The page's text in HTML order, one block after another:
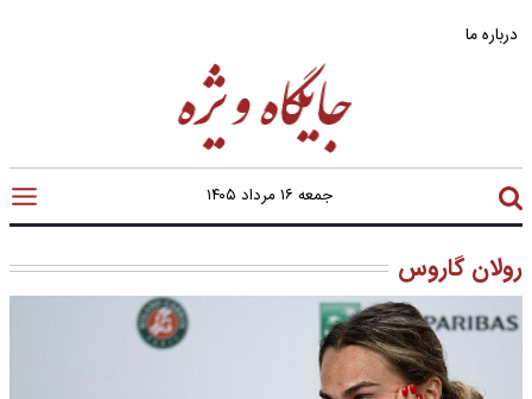
درباره ما
جمعه ۱۶ مرداد ۱۴۰۵
رولان گاروس